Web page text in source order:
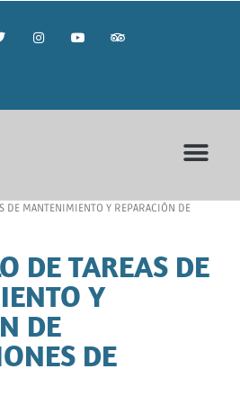
DE MANTENIMIENTO Y REPARACIÓN DE
DE TAREAS DE
Y
DE
DE